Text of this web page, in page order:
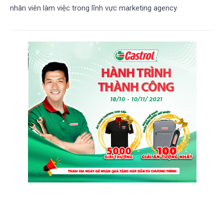
nhân viên làm việc trong lĩnh vực marketing agency.